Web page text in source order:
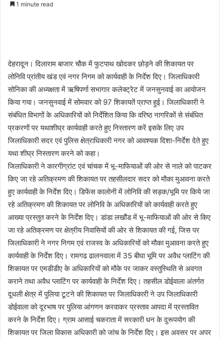
e
l
1 minute read
देहरादून। दिलाराम बाजार चौक में फुटपाथ खोदकर छोड़ने की शिकायत पर
लोनिवि प्रांतीय खंड एवं नगर निगम को कार्यवाही के निर्देश दिए। जिलाधिकारी
सोनिका की अध्यक्षता में ऋषिपर्णा सभागार कलेक्ट्रेट में जनसुनवाई का आयोजन
किया गया। जनसुनवाई में सोमवार को 97 शिकायतें प्राप्त हुई। जिलाधिकारी ने
संबंधित विभागों के अधिकारियों को निर्देशित किया कि वरिष्ठ नागरिकों से संबंधित
प्रकरणों पर यथाशीघ्र कार्यवाही करते हुए निस्तारण करें इसके लिए उप
जिलाधिकारी सदर एवं पुलिस क्षेत्राधिकारी नगर को आवश्यक दिशा-निर्देश देते हुए
यथा शीघ्र निस्तारण करने को कहा।
जिलाधिकारी ने कारगीग्रांट एवं चांचक में भू-माफियाओं की ओर से नाले को पाटकर
किए जा रहे अतिक्रमण की शिकायत पर तहसीलदार सदर को मौका मुआवना करते
हुए कार्यवाही के निर्देश दिए। डिफेंस कालोनी में लोनिवि की सड़क/भूमि पर किये जा
रहे अतिक्रमण की शिकायत पर लोनिवि के अधिकारियों को कार्यवाही करते हुए
आख्या प्रस्तुत करने के निर्देश दिए। डांडा लखौंड में भू-माफियाओं की ओर से किए
जा रहे अतिक्रमण पर क्षेत्रीय निवासियों की ओर से शिकायत की गई, जिस पर
जिलाधिकारी ने नगर निगम एवं राजस्व के अधिकारियों को मौका मुआवना करते हुए
कार्यवाही के निर्देश दिए। रामगढ ढालनवाला में 35 बीघा भूमि पर अवैध प्लाटिंग की
शिकायत पर एमडीडीए के अधिकारियों को मौके पर जाकर वस्तुस्थिति से अवगत
कराने तथा अवैध प्लाटिंग पर कार्यवाही के निर्देश दिए। तहसील डोईवाला अंतर्गत
दूधली क्षेत्र में पुलिया टूटने की शिकायत पर जिलाधिकारी ने उप जिलाधिकारी
डोईवाला को दूरभाष पर पुलिया आंगणन करवाकर प्रस्ताव आपदा में प्रस्तावित
करने के निर्देश दिए। ग्राम आसाई चकराता में सरकारी धन के दुरूपयोग की
शिकायत पर जिला विकास अधिकारी को जांच के निर्देश दिए। इस अवसर पर अपर